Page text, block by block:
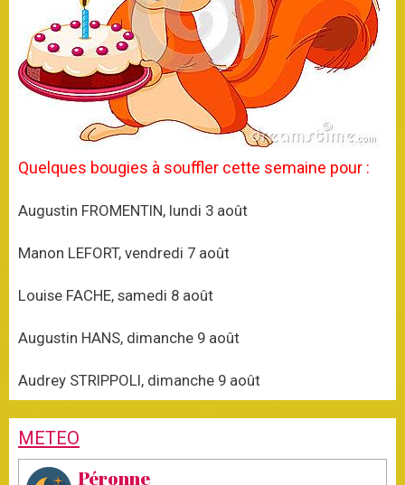
Quelques bougies à souffler cette semaine pour :
Augustin FROMENTIN, lundi 3 août
Manon LEFORT, vendredi 7 août
Louise FACHE, samedi 8 août
Augustin HANS, dimanche 9 août
Audrey STRIPPOLI, dimanche 9 août
METEO
Péronne